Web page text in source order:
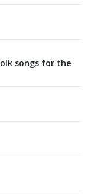
Sc-005-044-Το
Sc-006-047-
Sc-006-050-
Sc-007-055-Το
songs for the